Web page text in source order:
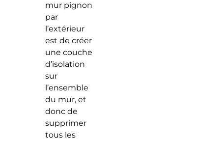
mur pignon
par
l’extérieur
est de créer
une couche
d’isolation
sur
l’ensemble
du mur, et
donc de
supprimer
tous les